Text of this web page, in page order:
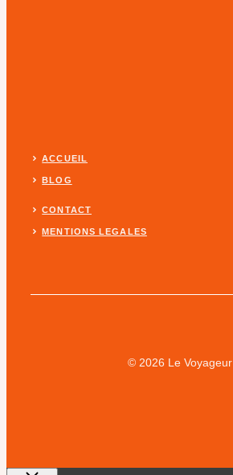
ACCUEIL
BLOG
CONTACT
MENTIONS LEGALES
© 2026 Le Voyageur